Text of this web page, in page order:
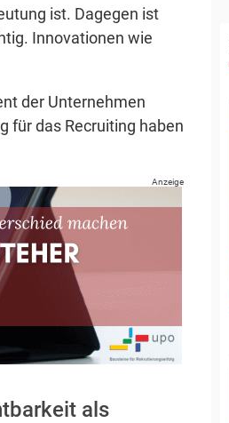
ist. Dagegen ist
Innova­tio­nen wie
der Unternehmen
für das Recruiting haben
Anzeige
als